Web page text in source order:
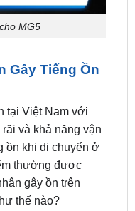
Gây Tiếng Ồn
tại Việt Nam với
và khả năng vận
ồn khi di chuyển ở
thường được
gây ồn trên
thế nào?